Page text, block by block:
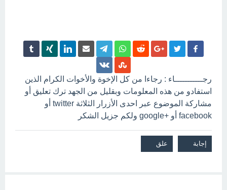
رجـــــــــــاء : رجاءا من كل الإخوة والأخوات الكرام الذين
استفادو من هذه المعلومات وبقليل من الجهد ترك تعليق أو
مشاركة الموضوع عبر احدى الأزرار الثلاثة twitter أو
facebook أو +google ولكم جزيل الشكر